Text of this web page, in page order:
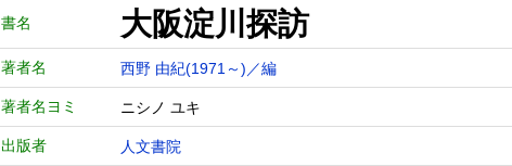
書名 大阪淀川探訪
著者名 西野 由紀(1971～)／編
著者名ヨミ ニシノ ユキ
出版者 人文書院